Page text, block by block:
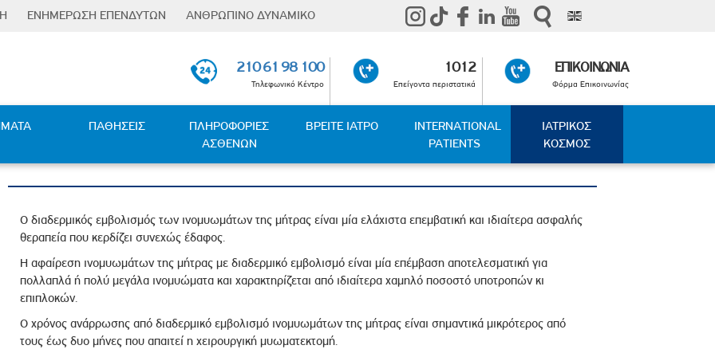
Partners
Κλιματικής Μετάβασης
της Βίας και Παρενόχλησης στην Εργασία
Δωροδοκίας και Διαφθοράς
ΕΝΗΜΕΡΩΣΗ ΕΠΕΝΔΥΤΩΝ
Γενικές Συνελεύσεις
Οικονομικές Καταστάσεις
Θυγατρικών
ΑΝΘΡΩΠΙΝΟ ΔΥΝΑΜΙΚΟ
Εκπαίδευση & Ανάπτυξη
Επαφή µε πανεπιστήµια
Ευκαιρίες Καριέρας
Θέσεις Εργασίας
210 61 98 100
Τηλεφωνικό Κέντρο
1012
Επείγοντα περιστατικά
ΕΠΙΚΟΙΝΩΝΙΑ
Φόρμα Επικοινωνίας
ΠΑΘΗΣΕΙΣ
ΠΛΗΡΟΦΟΡΙΕΣ
ΑΣΘΕΝΩΝ
ΒΡΕΙΤΕ ΙΑΤΡΟ
INTERNATIONAL
PATIENTS
ΙΑΤΡΙΚΟΣ
ΚΟΣΜΟΣ
Ο διαδερμικός εμβολισμός των ινομυωμάτων της μήτρας είναι μία ελάχιστα επεμβατική και ιδιαίτερα ασφαλής
θεραπεία που κερδίζει συνεχώς έδαφος.
Η αφαίρεση ινομυωμάτων της μήτρας με διαδερμικό εμβολισμό είναι μία επέμβαση αποτελεσματική για
πολλαπλά ή πολύ μεγάλα ινομυώματα και χαρακτηρίζεται από ιδιαίτερα χαμηλό ποσοστό υποτροπών κι
επιπλοκών.
Ο χρόνος ανάρρωσης από διαδερμικό εμβολισμό ινομυωμάτων της μήτρας είναι σημαντικά μικρότερος από
τους έως δυο μήνες που απαιτεί η χειρουργική μυωματεκτομή.